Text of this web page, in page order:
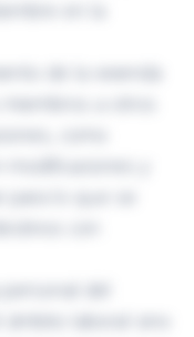
en la
de la vivienda
a otros
y
para lo que se
con
del
laboral sino